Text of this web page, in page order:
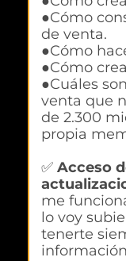
●Cómo
de venta.
●Cómo
●Cómo
●Cuáles
venta que
de 2.300
propia
✅ Acceso
me
lo voy
tenerte